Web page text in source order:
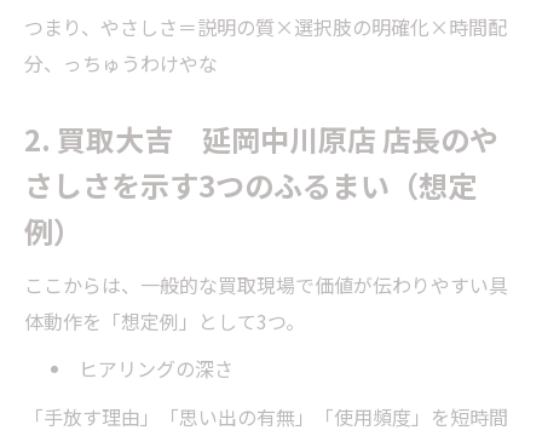
つまり、やさしさ＝説明の質×選択肢の明確化×時間配
分、っちゅうわけやな
2. 買取大吉 延岡中川原店 店長のや
さしさを示す3つのふるまい（想定
例）
ここからは、一般的な買取現場で価値が伝わりやすい具
体動作を「想定例」として3つ。
ヒアリングの深さ
「手放す理由」「思い出の有無」「使用頻度」を短時間